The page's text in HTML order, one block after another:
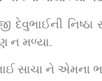
દેવુભાઈની
ન મળ્યા.
સાચા ને એમના